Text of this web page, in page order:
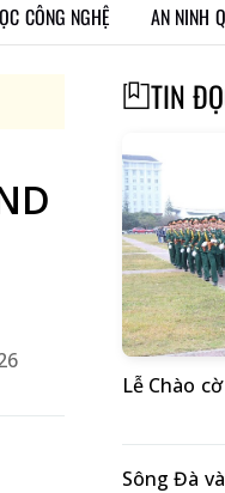
CÔNG NGHỆ AN NINH
TIN
Lễ Chào
Sông Đà